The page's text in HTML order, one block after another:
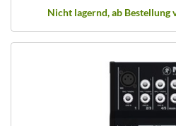
Nicht lagernd, ab